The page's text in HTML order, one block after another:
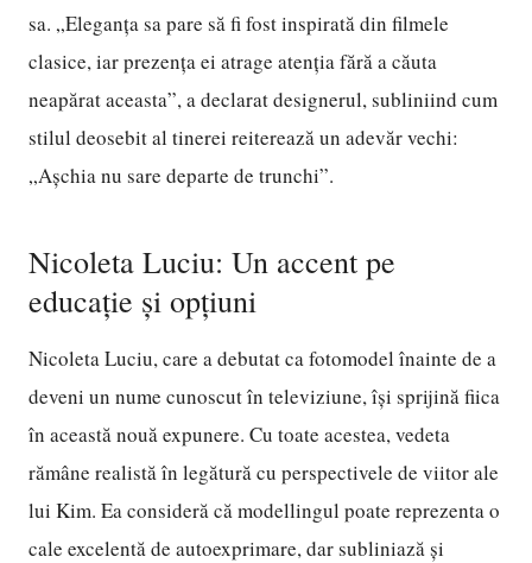
sa. „Eleganța sa pare să fi fost inspirată din filmele
clasice, iar prezența ei atrage atenția fără a căuta
neapărat aceasta”, a declarat designerul, subliniind cum
stilul deosebit al tinerei reiterează un adevăr vechi:
„Așchia nu sare departe de trunchi”.
Nicoleta Luciu: Un accent pe
educație și opțiuni
Nicoleta Luciu, care a debutat ca fotomodel înainte de a
deveni un nume cunoscut în televiziune, își sprijină fiica
în această nouă expunere. Cu toate acestea, vedeta
rămâne realistă în legătură cu perspectivele de viitor ale
lui Kim. Ea consideră că modellingul poate reprezenta o
cale excelentă de autoexprimare, dar subliniază și